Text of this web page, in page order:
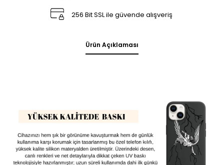
256 Bit SSL ile güvende alışveriş
Ürün Açıklaması